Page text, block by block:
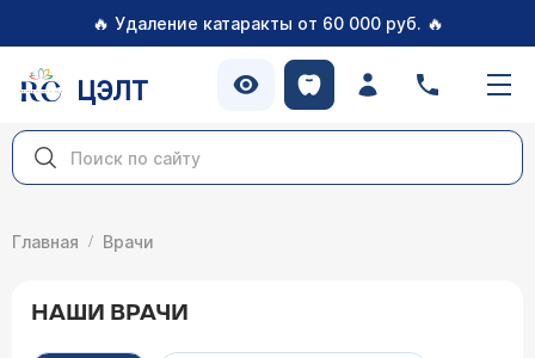
🔥 Удаление катаракты от 60 000 руб. 🔥
ЦЭЛТ
Главная Врачи
НАШИ ВРАЧИ